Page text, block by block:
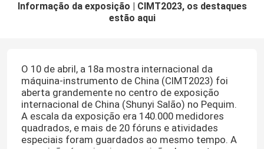
Informação da exposição | CIMT2023, os destaques
estão aqui
O 10 de abril, a 18a mostra internacional da
máquina-instrumento de China (CIMT2023) foi
aberta grandemente no centro de exposição
internacional de China (Shunyi Salão) no Pequim.
A escala da exposição era 140.000 medidores
quadrados, e mais de 20 fóruns e atividades
especiais foram guardados ao mesmo tempo. A